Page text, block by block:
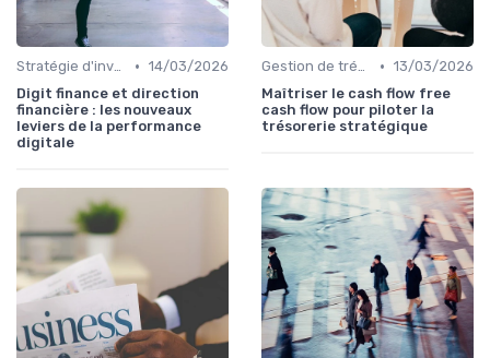
Stratégie d'investissement • 14/03/2026
Digit finance et direction
financière : les nouveaux
leviers de la performance
digitale
Gestion de trésorerie • 13/03/2026
Maîtriser le cash flow free
cash flow pour piloter la
trésorerie stratégique